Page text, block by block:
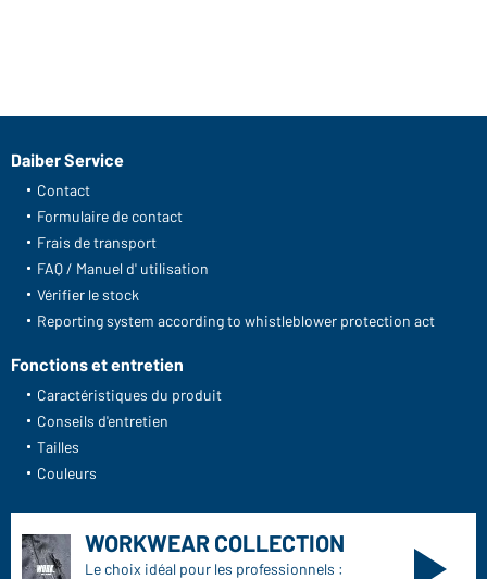
Daiber Service
Contact
Formulaire de contact
Frais de transport
FAQ / Manuel d' utilisation
Vérifier le stock
Reporting system according to whistleblower protection act
Fonctions et entretien
Caractéristiques du produit
Conseils d'entretien
Tailles
Couleurs
WORKWEAR COLLECTION
Le choix idéal pour les professionnels :